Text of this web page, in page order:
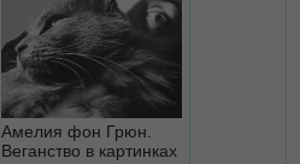
Амелия фон Грюн.
Веганство в картинках